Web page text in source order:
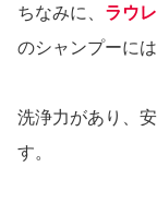
ちなみに、 ラウ
のシャンプーに
洗浄力があり、安
す。